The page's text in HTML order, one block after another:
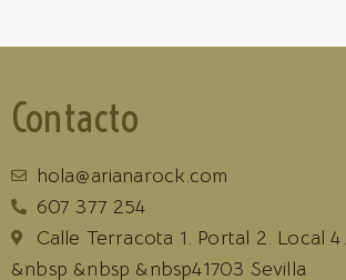
Contacto
hola@arianarock.com
607 377 254
Calle Terracota 1. Portal 2. Local 4.
&nbsp &nbsp &nbsp41703 Sevilla